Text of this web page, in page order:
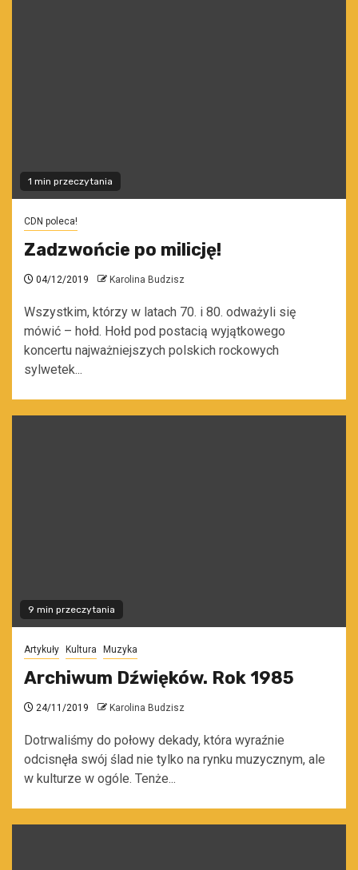
1 min przeczytania
CDN poleca!
Zadzwońcie po milicję!
04/12/2019 Karolina Budzisz
Wszystkim, którzy w latach 70. i 80. odważyli się
mówić – hołd. Hołd pod postacią wyjątkowego
koncertu najważniejszych polskich rockowych
sylwetek...
9 min przeczytania
Artykuły Kultura Muzyka
Archiwum Dźwięków. Rok 1985
24/11/2019 Karolina Budzisz
Dotrwaliśmy do połowy dekady, która wyraźnie
odcisnęła swój ślad nie tylko na rynku muzycznym, ale
w kulturze w ogóle. Tenże...